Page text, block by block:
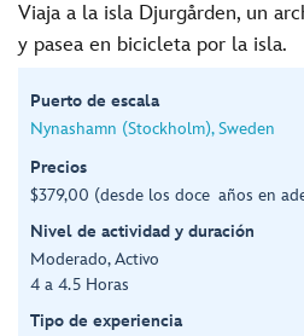
Viaja a la isla Djurgården, un
y pasea en bicicleta por la isla.
Puerto de escala
Nynashamn (Stockholm), Sweden
Precios
$379,00 (desde los doce años en
Nivel de actividad y duración
Moderado, Activo
4 a 4.5 Horas
Tipo de experiencia